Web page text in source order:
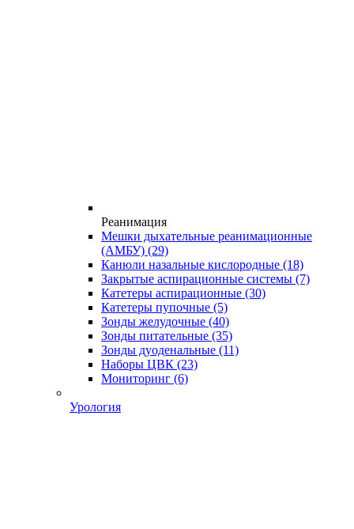
Реанимация
Мешки дыхательные реанимационные
(АМБУ) (29)
Канюли назальные кислородные (18)
Закрытые аспирационные системы (7)
Катетеры аспирационные (30)
Катетеры пупочные (5)
Зонды желудочные (40)
Зонды питательные (35)
Зонды дуоденальные (11)
Наборы ЦВК (23)
Мониторинг (6)
Урология